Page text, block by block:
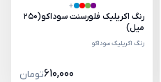
رنگ اکریلیک فلورسنت سوداکو(250
میل)
رنگ اکریلیک سوداکو
610,000تومان